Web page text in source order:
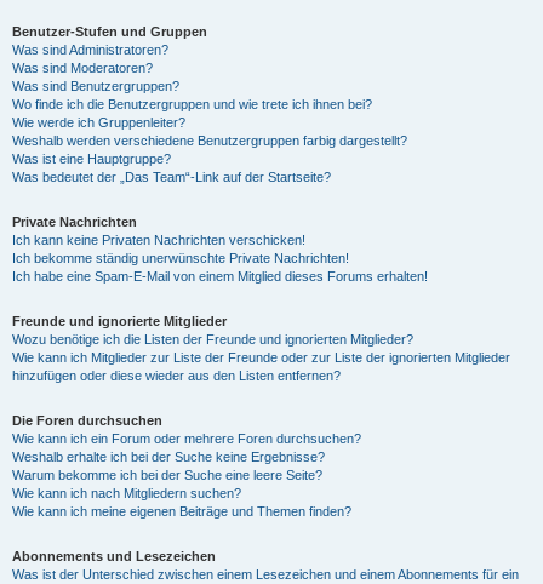
Benutzer-Stufen und Gruppen
Was sind Administratoren?
Was sind Moderatoren?
Was sind Benutzergruppen?
Wo finde ich die Benutzergruppen und wie trete ich ihnen bei?
Wie werde ich Gruppenleiter?
Weshalb werden verschiedene Benutzergruppen farbig dargestellt?
Was ist eine Hauptgruppe?
Was bedeutet der „Das Team“-Link auf der Startseite?
Private Nachrichten
Ich kann keine Privaten Nachrichten verschicken!
Ich bekomme ständig unerwünschte Private Nachrichten!
Ich habe eine Spam-E-Mail von einem Mitglied dieses Forums erhalten!
Freunde und ignorierte Mitglieder
Wozu benötige ich die Listen der Freunde und ignorierten Mitglieder?
Wie kann ich Mitglieder zur Liste der Freunde oder zur Liste der ignorierten Mitglieder
hinzufügen oder diese wieder aus den Listen entfernen?
Die Foren durchsuchen
Wie kann ich ein Forum oder mehrere Foren durchsuchen?
Weshalb erhalte ich bei der Suche keine Ergebnisse?
Warum bekomme ich bei der Suche eine leere Seite?
Wie kann ich nach Mitgliedern suchen?
Wie kann ich meine eigenen Beiträge und Themen finden?
Abonnements und Lesezeichen
Was ist der Unterschied zwischen einem Lesezeichen und einem Abonnements für ein